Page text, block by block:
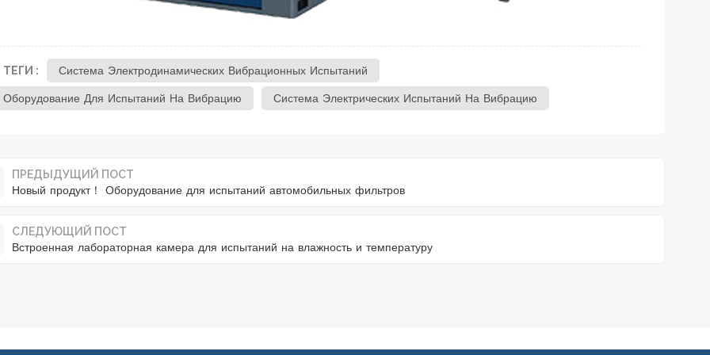
ТЕГИ : Система Электродинамических Вибрационных Испытаний
Оборудование Для Испытаний На Вибрацию Система Электрических Испытаний На Вибрацию
ПРЕДЫДУЩИЙ ПОСТ
Новый продукт！ Оборудование для испытаний автомобильных фильтров
СЛЕДУЮЩИЙ ПОСТ
Встроенная лабораторная камера для испытаний на влажность и температуру